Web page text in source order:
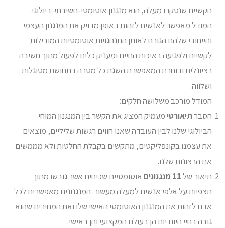
הקשיים שנסקרו מעלה, הוא מנגנון אוטומטי-חשיבתי-ביולוגי.
המודל מאפשר לאנשים לזהות באופן מדויק את המנגנון העצמי
והייחודי שלהם הגורם לאותן התנהגויות אוטומטיות המובילות
לקשיים ולפגיעה באיכות החיים ומעניק כלים לפעול מתוך חשיבה
רציונלית ובוחרת המאפשרת השגת כל מטרה בתחושת מסוגלות
ושלווה.
המודל מורכב משלושה חלקים:
הסברתיאורטי מעמיק המציג את הקשר בין המנגנון המוחי
הביולוגי שלנו לבין העובדה שאנו חווים רגשות שליליים, מוצאים
את עצמנו בקונפליקטים, מתקשים בקבלת החלטות ולא מממשים
את הרצונות שלנו.
תיאור של11 מנגנונים
אוטומטיים שכיחים אשר גובשו מתוך
תצפיות על אלפי אנשים למעלה מעשור. המנגנונים מאפשרים לכל
אדם לזהות את המנגנון האוטומטי האישי שלו ואת המחירים שהוא
גובה בחיי היום יום הן בעולם המקצועי והן באישי.